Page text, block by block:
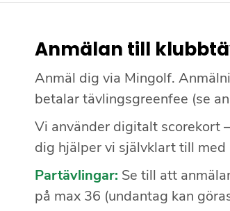
Anmälan till
Anmäl dig via Mingolf.
betalar tävlingsgreenfee (se
Vi använder digitalt scorekort
dig hjälper vi självklart till
Partävlingar: Se till att
på max 36 (undantag kan